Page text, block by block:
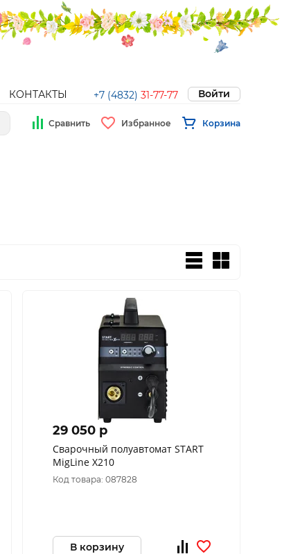
КОНТАКТЫ +7 (4832) 31-77-77 Войти
Сравнить Избранное Корзина
29 050 p
Сварочный полуавтомат START
MigLine X210
Код товара: 087828
В корзину